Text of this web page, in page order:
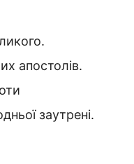
апостолів.
заутрені.